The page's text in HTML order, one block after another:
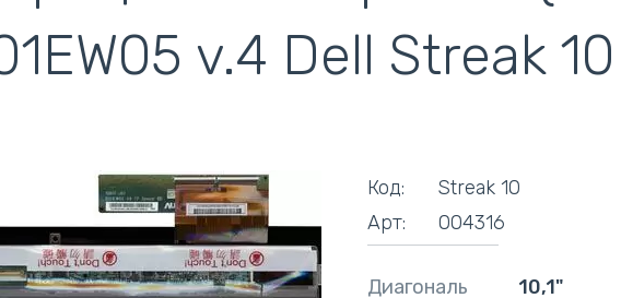
v.4 Dell Streak 10
Код:
Streak 10
Арт:
004316
Диагональ
10,1"
на